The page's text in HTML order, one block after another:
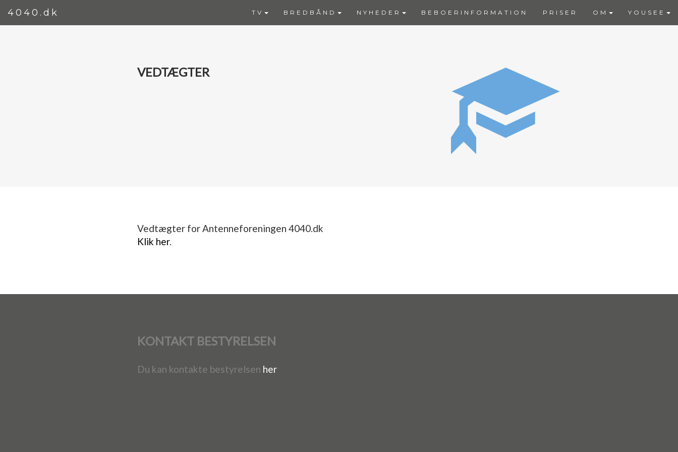
4040.dk TV BREDBÅND NYHEDER BEBOERINFORMATION PRISER OM YOUSEE
VEDTÆGTER
Vedtægter for Antenneforeningen 4040.dk
Klik her.
KONTAKT BESTYRELSEN
Du kan kontakte bestyrelsen her